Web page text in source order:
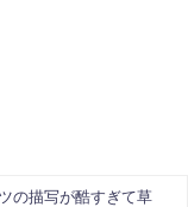
の描写が酷すぎて草